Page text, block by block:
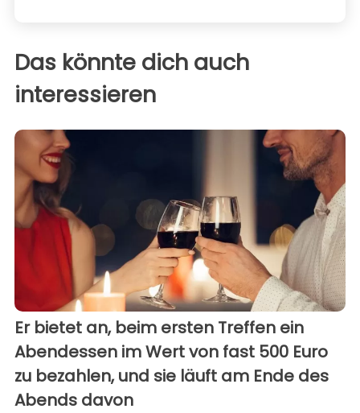
Das könnte dich auch
interessieren
Er bietet an, beim ersten Treffen ein
Abendessen im Wert von fast 500 Euro
zu bezahlen, und sie läuft am Ende des
Abends davon